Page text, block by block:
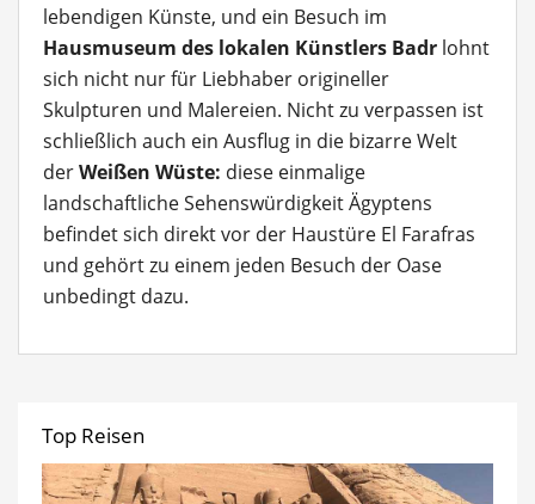
lebendigen Künste, und ein Besuch im
Hausmuseum des lokalen Künstlers Badr lohnt
sich nicht nur für Liebhaber origineller
Skulpturen und Malereien. Nicht zu verpassen ist
schließlich auch ein Ausflug in die bizarre Welt
derWeißen Wüste: diese einmalige
landschaftliche Sehenswürdigkeit Ägyptens
befindet sich direkt vor der Haustüre El Farafras
und gehört zu einem jeden Besuch der Oase
unbedingt dazu.
Top Reisen